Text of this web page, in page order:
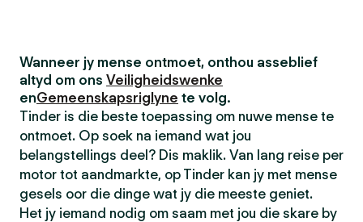
Wanneer jy mense ontmoet, onthou asseblief
altyd om ons Veiligheidswenke
enGemeenskapsriglyne te volg.
Tinder is die beste toepassing om nuwe mense te
ontmoet. Op soek na iemand wat jou
belangstellings deel? Dis maklik. Van lang reise per
motor tot aandmarkte, op Tinder kan jy met mense
gesels oor die dinge wat jy die meeste geniet.
Het jy iemand nodig om saam met jou die skare by